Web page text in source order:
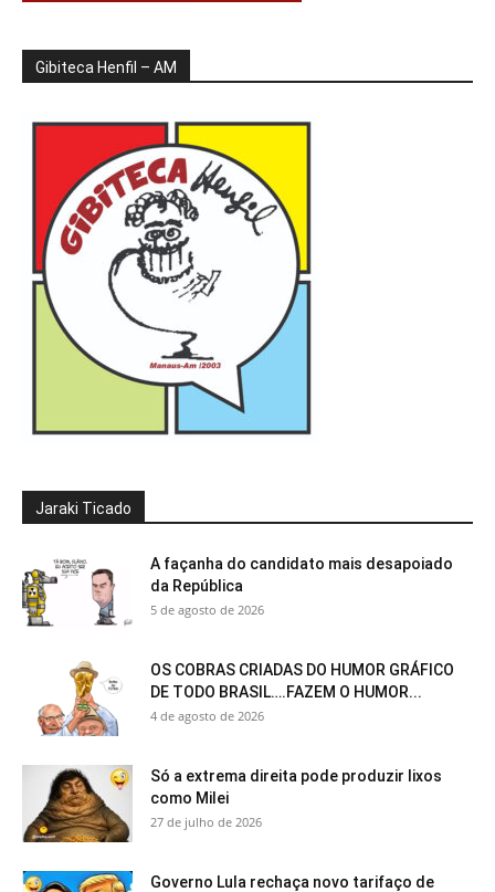
Gibiteca Henfil – AM
Jaraki Ticado
A façanha do candidato mais desapoiado
da República
5 de agosto de 2026
OS COBRAS CRIADAS DO HUMOR GRÁFICO
DE TODO BRASIL….FAZEM O HUMOR...
4 de agosto de 2026
Só a extrema direita pode produzir lixos
como Milei
27 de julho de 2026
Governo Lula rechaça novo tarifaço de